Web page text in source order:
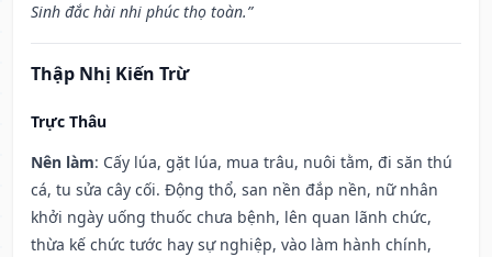
Sinh đắc hài nhi phúc thọ toàn.”
Thập Nhị Kiến Trừ
Trực Thâu
Nên làm: Cấy lúa, gặt lúa, mua trâu, nuôi tằm, đi săn thú
cá, tu sửa cây cối. Động thổ, san nền đắp nền, nữ nhân
khởi ngày uống thuốc chưa bệnh, lên quan lãnh chức,
thừa kế chức tước hay sự nghiệp, vào làm hành chính,